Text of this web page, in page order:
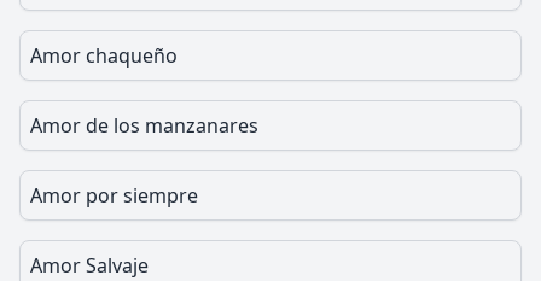
Amor chaqueño
Amor de los manzanares
Amor por siempre
Amor Salvaje